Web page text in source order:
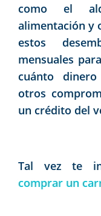
como el
alimentación y
estos
mensuales
cuánto
otros
un crédito del
Tal vez te
comprar un